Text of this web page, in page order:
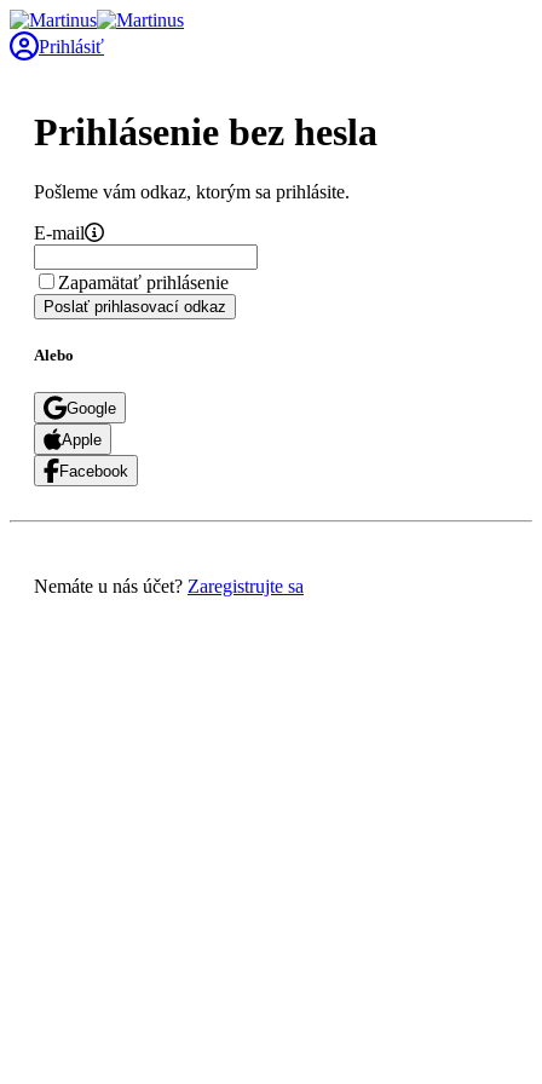
Prihlásiť
Prihlásenie bez hesla
Pošleme vám odkaz, ktorým sa prihlásite.
E-mail
Zapamätať prihlásenie
Poslať prihlasovací odkaz
Alebo
Google
Apple
Facebook
Nemáte u nás účet? Zaregistrujte sa